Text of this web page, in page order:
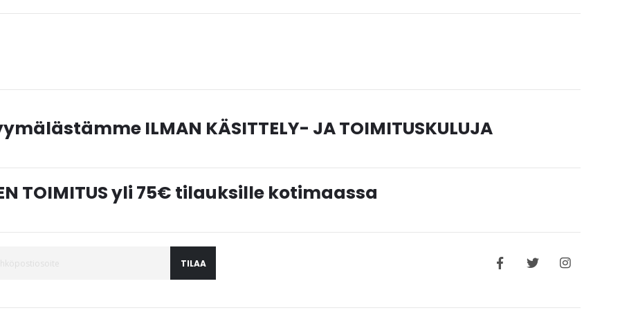
ILMAN KÄSITTELY- JA TOIMITUSKULUJA
TOIMITUS yli 75€ tilauksille kotimaassa
TILAA